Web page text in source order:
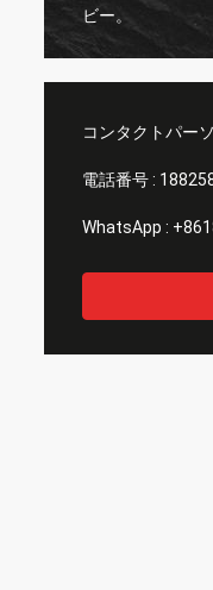
ビー。
コンタクトパー
電話番号 :
WhatsApp :